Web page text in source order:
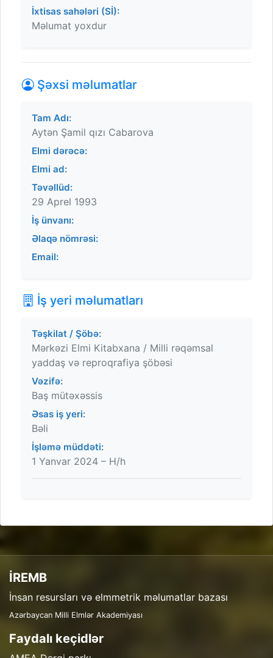
İxtisas sahələri (Sİ):
Məlumat yoxdur
Şəxsi məlumatlar
Tam Adı:
Aytən Şamil qızı Cabarova
Elmi dərəcə:
Elmi ad:
Təvəllüd:
29 Aprel 1993
İş ünvanı:
Əlaqə nömrəsi:
Email:
İş yeri məlumatları
Təşkilat / Şöbə:
Mərkəzi Elmi Kitabxana / Milli rəqəmsal
yaddaş və reproqrafiya şöbəsi
Vəzifə:
Baş mütəxəssis
Əsas iş yeri:
Bəli
İşləmə müddəti:
1 Yanvar 2024 – H/h
İREMB
İnsan resursları və elmmetrik məlumatlar bazası
Azərbaycan Milli Elmlər Akademiyası
Faydalı keçidlər